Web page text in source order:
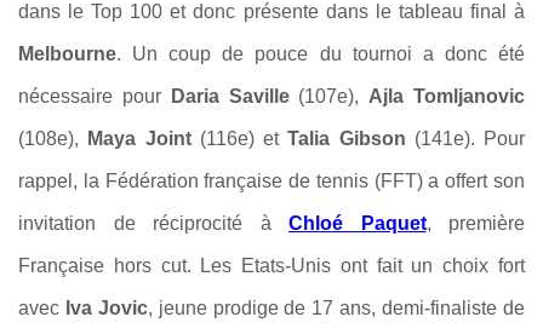
dans le Top 100 et donc présente dans le tableau final à
Melbourne. Un coup de pouce du tournoi a donc été
nécessaire pourDaria Saville (107e), Ajla Tomljanovic
(108e), Maya Joint(116e) etTalia Gibson (141e). Pour
rappel, la Fédération française de tennis (FFT) a offert son
invitation de réciprocité à Chloé Paquet, première
Française hors cut. Les Etats-Unis ont fait un choix fort
avec Iva Jovic, jeune prodige de 17 ans, demi-finaliste de